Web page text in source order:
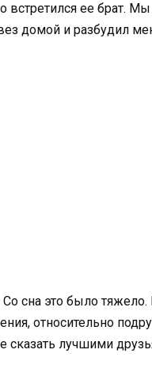
ее брат.
домой и разбудил
сна это было тяжело.
относительно
лучшими